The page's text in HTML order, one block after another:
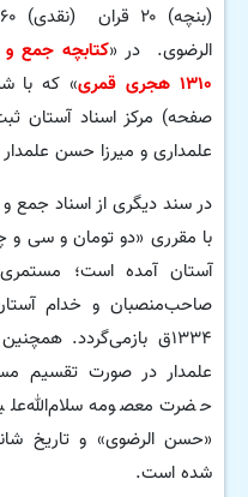
الرضوی. در «کتابچه جمع
۱۳۱۰ هجری قمری
صفحه) مرکز اسناد آستان
علمداری و میرزا حسن
در سند دیگری از اسناد جمع
با مقرری «دو تومان و سی و
آستان آمده است؛
صاحب‌منصبان و خدام
۱۳۳۴ق بازمی‌گردد.
علمدار در صورت تقسیم
حضرت معصومه
شده است.